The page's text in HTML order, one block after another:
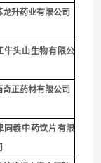
龙升药业有限公司
牛头山生物有限公
奇正药材有限公司
同羲中药饮片有限